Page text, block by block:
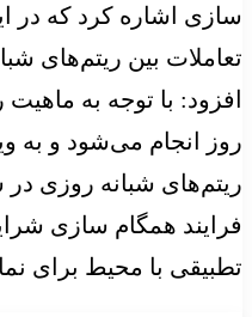
سازی اشاره کرد که در
تعاملات بین ریتم‌های
افزود: با توجه به ماهیت
روز انجام می‌شود و به
ریتم‌های شبانه روزی
فرایند همگام سازی
تطبیقی با محیط برای